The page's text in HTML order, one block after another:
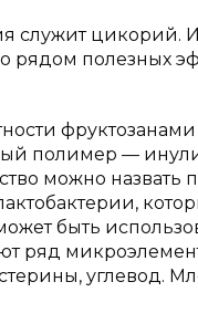
цикорий.
рядом полезных
фруктозанами
полимер —
можно назвать
быть
ряд
углевод.